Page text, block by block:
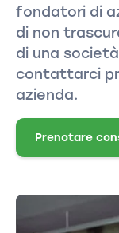
fondatori di
di non
di una
contattarci
azienda.
Prenotare